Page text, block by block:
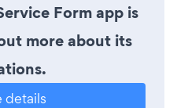
Form app is
more about its
details